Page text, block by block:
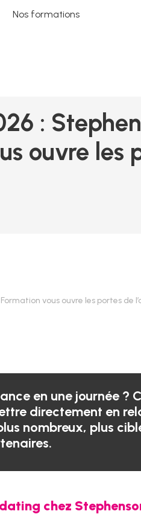
Nos formations
:
ouvre les
vous ouvre les portes de
en une journée ?
directement en
nombreux, plus
dating chez